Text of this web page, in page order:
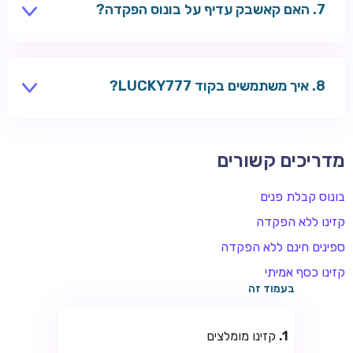
האם קאשבק עדיף על בונוס הפקדה?
איך משתמשים בקוד LUCKY777?
מדריכים קשורים
בונוס קבלת פנים
קזינו ללא הפקדה
ספינים חינם ללא הפקדה
קזינו כסף אמיתי
בעמוד זה
קזינו מומלצים